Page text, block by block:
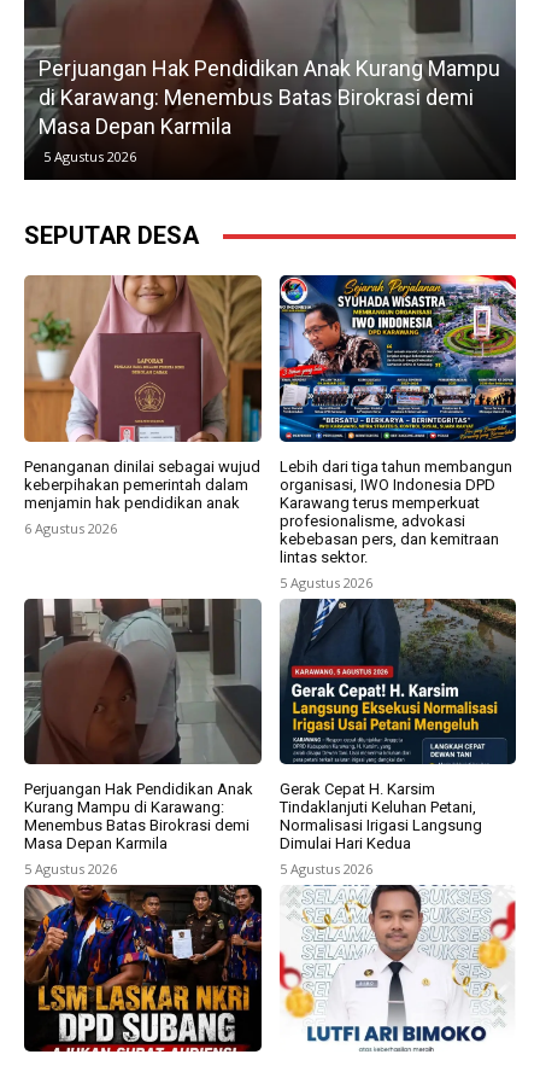
Gerak Cepat H. Karsim Tindaklanjuti Keluhan
Petani, Normalisasi Irigasi Langsung Dimulai Hari
Kedua
5 Agustus 2026
SEPUTAR DESA
Penanganan dinilai sebagai wujud
keberpihakan pemerintah dalam
menjamin hak pendidikan anak
6 Agustus 2026
Lebih dari tiga tahun membangun
organisasi, IWO Indonesia DPD
Karawang terus memperkuat
profesionalisme, advokasi
kebebasan pers, dan kemitraan
lintas sektor.
5 Agustus 2026
Perjuangan Hak Pendidikan Anak
Kurang Mampu di Karawang:
Menembus Batas Birokrasi demi
Masa Depan Karmila
5 Agustus 2026
Gerak Cepat H. Karsim
Tindaklanjuti Keluhan Petani,
Normalisasi Irigasi Langsung
Dimulai Hari Kedua
5 Agustus 2026